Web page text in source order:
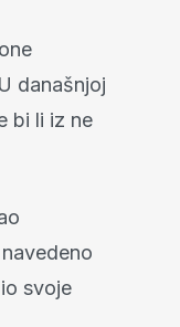
današnjoj
bi li iz ne
svoje